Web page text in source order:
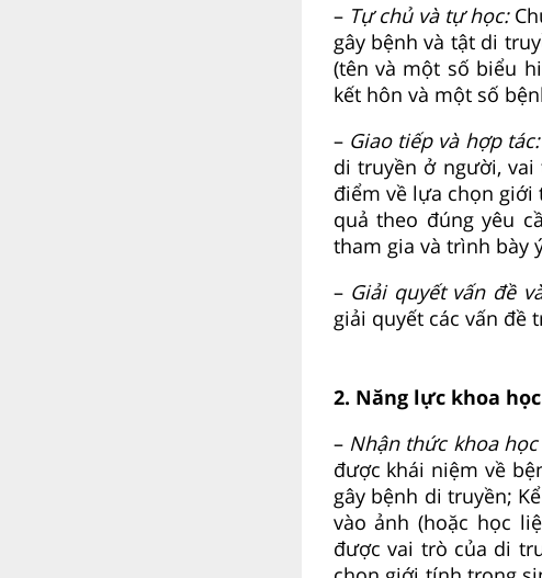
– Tự chủ và tự học:
gây bệnh và tật di
(tên và một số biểu
kết hôn và một số
– Giao tiếp và hợp tác:
di truyền ở người,
điểm về lựa chọn
quả theo đúng yêu
tham gia và trình bày
– Giải quyết vấn đề
giải quyết các vấn đề
2. Năng lực khoa
– Nhận thức khoa
được khái niệm về
gây bệnh di truyền;
vào ảnh (hoặc học
được vai trò của di